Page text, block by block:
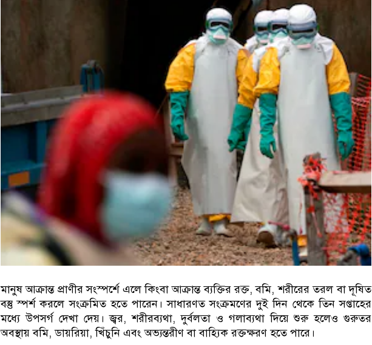
মানুষ আক্রান্ত প্রাণীর সংস্পর্শে এলে কিংবা আক্রান্ত ব্যক্তির রক্ত, বমি, শরীরের তরল বা দূষিত
বস্তু স্পর্শ করলে সংক্রমিত হতে পারেন। সাধারণত সংক্রমণের দুই দিন থেকে তিন সপ্তাহের
মধ্যে উপসর্গ দেখা দেয়। জ্বর, শরীরব্যথা, দুর্বলতা ও গলাব্যথা দিয়ে শুরু হলেও গুরুতর
অবস্থায় বমি, ডায়রিয়া, খিঁচুনি এবং অভ্যন্তরীণ বা বাহ্যিক রক্তক্ষরণ হতে পারে।